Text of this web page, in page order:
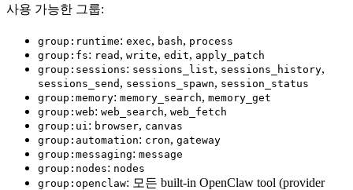
사용 가능한 그룹:
group:runtime: exec, bash, process
group:fs: read , write, edit, apply_patch
group:sessions: sessions_list, sessions_history,
sessions_send , sessions_spawn, session_status
group:memory: memory_search, memory_get
group:web: web_search, web_fetch
group:ui : browser, canvas
group:automation: cron, gateway
group:messaging: message
group:nodes: nodes
group:openclaw: 모든 built-in OpenClaw tool (provider